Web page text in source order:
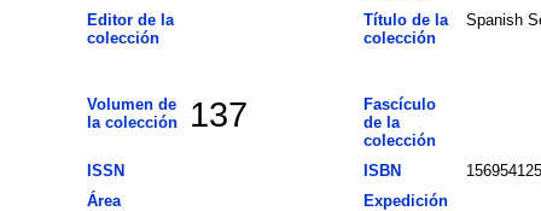
Editor de la
colección
Título de la
colección
Spanish
Volumen de
la colección
137
Fascículo
de la
colección
ISSN
ISBN
Área
Expedición